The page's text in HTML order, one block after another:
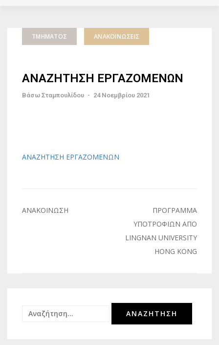
ΤΜΉΜΑΤΟΣ ΑΝΑΚΟΙΝΏΣΕΙΣ
ΑΝΑΖΗΤΗΣΗ ΕΡΓΑΖΟΜΕΝΩΝ
Βάσω Σταμπουλίδου - 24 Νοεμβρίου 2021
ΑΝΑΖΗΤΗΣΗ ΕΡΓΑΖΟΜΕΝΩΝ
Πλοήγηση
ΑΝΑΚΟΙΝΩΣΗ
ΠΡΟΓΡΑΜΜΑ
ΥΠΟΤΡΟΦΙΩΝ ΑΠΟ
LINGNAN UNIVERSITY
HONG KONG
Αναζήτηση